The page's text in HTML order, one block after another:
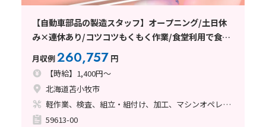
【自動車部品の製造スタッフ】オープニング/土日休
み×連休あり/コツコツもくもく作業/食堂利用で食事
補助あり
月収例260,757 円
【時給】1,400円～
北海道苫小牧市
軽作業、検査、組立・組付け、加工、マシンオペレーター、座り作業、立ち作業
59613-00